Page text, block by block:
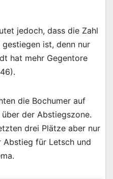
jedoch, dass die Zahl
ist, denn nur
hat mehr Gegentore
die Bochumer auf
der Abstiegszone.
drei Plätze aber nur
für Letsch und